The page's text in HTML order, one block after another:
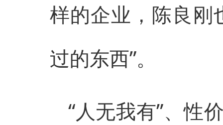
样的企业，陈良刚
过的东西”。
“人无我有”、性